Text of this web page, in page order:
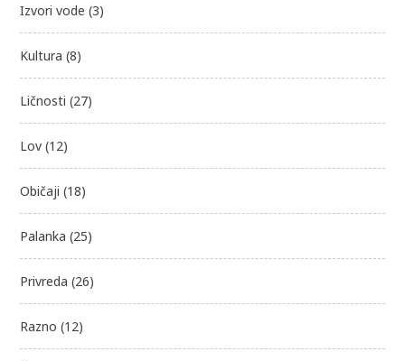
Izvori vode (3)
Kultura (8)
Ličnosti (27)
Lov (12)
Običaji (18)
Palanka (25)
Privreda (26)
Razno (12)